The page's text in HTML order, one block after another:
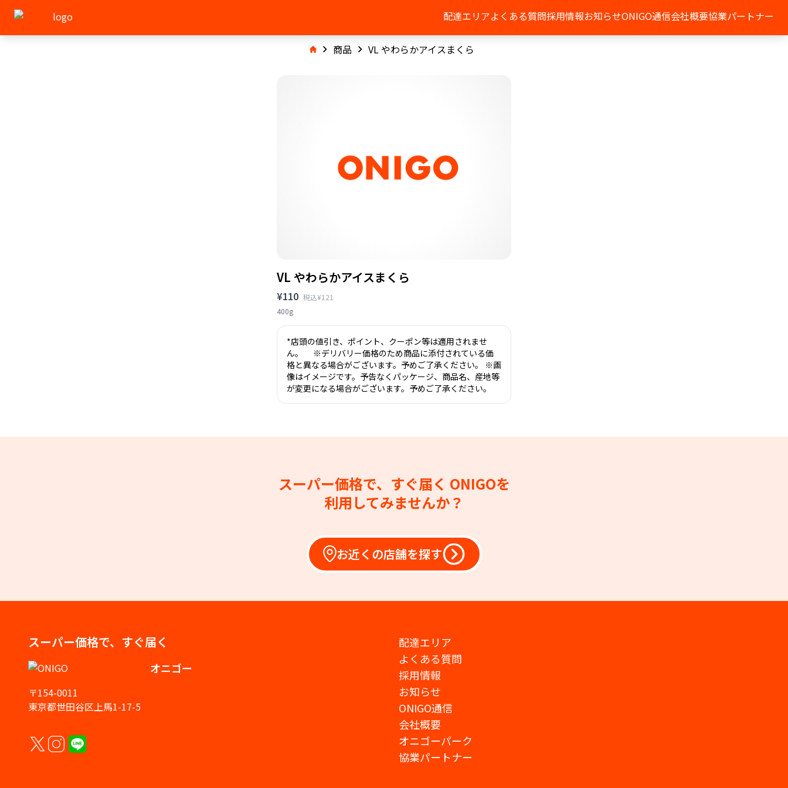
配達エリアよくある質問採用情報お知らせONIGO通信会社概要協業パートナー
商品 VL やわらかアイスまくら
VL やわらかアイスまくら
¥110 税込¥121
400g
*店頭の値引き、ポイント、クーポン等は適用されませ
ん。 ※デリバリー価格のため商品に添付されている価
格と異なる場合がございます。予めご了承ください。 ※画
像はイメージです。予告なくパッケージ、商品名、産地等
が変更になる場合がございます。予めご了承ください。
スーパー価格で、すぐ届く ONIGOを
利用してみませんか？
お近くの店舗を探す
スーパー価格で、すぐ届く
オニゴー
〒154-0011
東京都世田谷区上馬1-17-5
配達エリア
よくある質問
採用情報
お知らせ
ONIGO通信
会社概要
オニゴーパーク
協業パートナー